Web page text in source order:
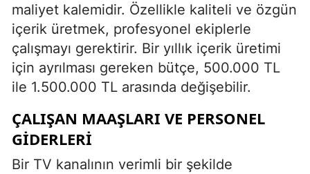
maliyet kalemidir. Özellikle kaliteli ve özgün
içerik üretmek, profesyonel ekiplerle
çalışmayı gerektirir. Bir yıllık içerik üretimi
için ayrılması gereken bütçe, 500.000 TL
ile 1.500.000 TL arasında değişebilir.
ÇALIŞAN MAAŞLARI VE PERSONEL
GIDERLERI
Bir TV kanalının verimli bir şekilde